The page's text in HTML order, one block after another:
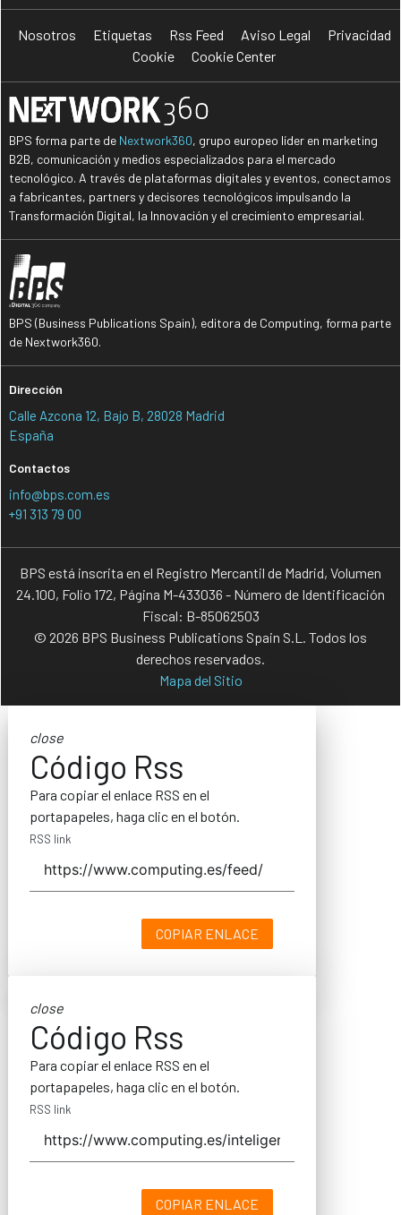
Nosotros Etiquetas Rss Feed Aviso Legal
Privacidad
Cookie
Cookie Center
BPS forma parte de Nextwork360, grupo europeo líder en marketing
B2B, comunicación y medios especializados para el mercado
tecnológico. A través de plataformas digitales y eventos, conectamos
a fabricantes, partners y decisores tecnológicos impulsando la
Transformación Digital, la Innovación y el crecimiento empresarial.
BPS (Business Publications Spain), editora de Computing, forma parte
de Nextwork360.
Dirección
Calle Azcona 12, Bajo B, 28028 Madrid
España
Contactos
info@bps.com.es
+91 313 79 00
BPS está inscrita en el Registro Mercantil de Madrid, Volumen
24.100, Folio 172, Página M-433036 - Número de Identificación
Fiscal: B-85062503
© 2026 BPS Business Publications Spain S.L. Todos los
derechos reservados.
Mapa del Sitio
close
Código Rss
Para copiar el enlace RSS en el
portapapeles, haga clic en el botón.
RSS link
COPIAR ENLACE
close
Código Rss
Para copiar el enlace RSS en el
portapapeles, haga clic en el botón.
RSS link
COPIAR ENLACE